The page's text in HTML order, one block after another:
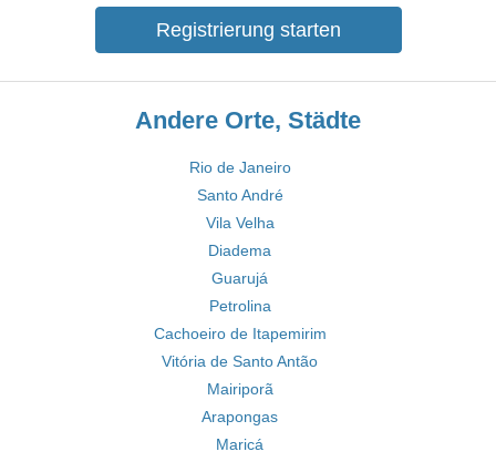
Registrierung starten
Andere Orte, Städte
Rio de Janeiro
Santo André
Vila Velha
Diadema
Guarujá
Petrolina
Cachoeiro de Itapemirim
Vitória de Santo Antão
Mairiporã
Arapongas
Maricá